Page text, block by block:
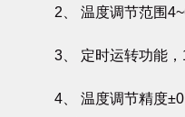
2、 温度调节范围
3、 定时运转功能
4、 温度调节精度